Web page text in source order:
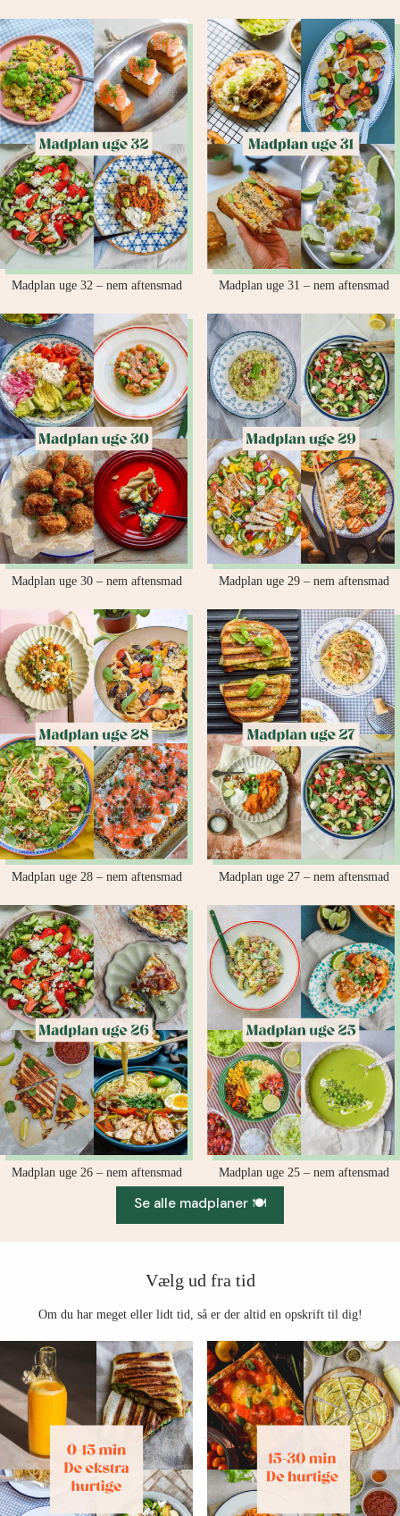
Madplan uge 32 – nem aftensmad Madplan uge 31 – nem aftensmad
Madplan uge 30 – nem aftensmad Madplan uge 29 – nem aftensmad
Madplan uge 28 – nem aftensmad Madplan uge 27 – nem aftensmad
Madplan uge 26 – nem aftensmad Madplan uge 25 – nem aftensmad
Se alle madplaner 🍽️
Vælg ud fra tid
Om du har meget eller lidt tid, så er der altid en opskrift til dig!